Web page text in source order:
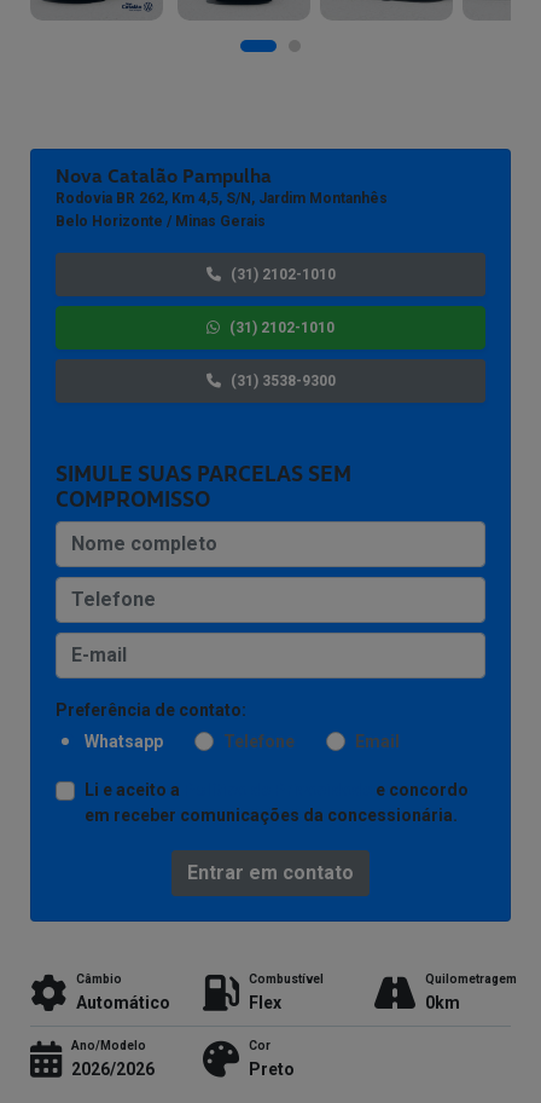
Nova Catalão Pampulha
Rodovia BR 262, Km 4,5, S/n, Jardim Montanhês
Belo Horizonte / Minas Gerais
(31) 2102-1010
(31) 2102-1010
(31) 3538-9300
SIMULE SUAS PARCELAS SEM
COMPROMISSO
Preferência de contato:
Whatsapp
Telefone Email
Li e aceito a
e concordo
em receber comunicações da concessionária.
Entrar em contato
Câmbio
Automático
Combustível
Flex
Quilometragem
0km
Ano/Modelo
2026/2026
Cor
Preto